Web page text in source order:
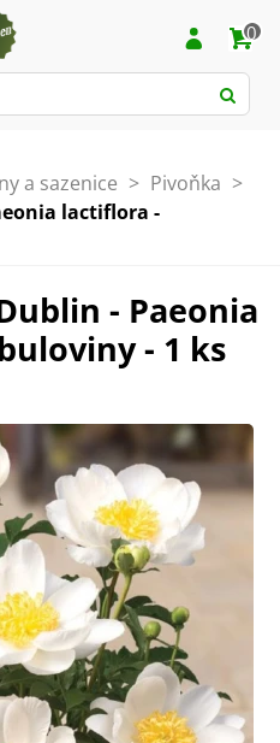
0
a sazenice > Pivoňka >
lactiflora -
- Paeonia
- 1 ks